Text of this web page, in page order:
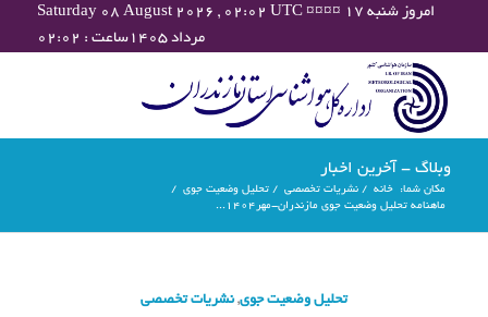
Saturday 08 August 2026 , 02:02 UTC ¤¤¤¤ امروز شنبه ۱۷
مرداد ۱۴۰۵ساعت : ۰۲:۰۲
وبلاگ - آخرین اخبار
مکان شما: خانه / نشریات تخصصی / تحلیل وضعیت جوی /
ماهنامه تحلیل وضعیت جوی مازندران-مهر۱۴۰۴...
تحلیل وضعیت جوی,نشریات تخصصی